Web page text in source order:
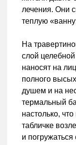
лечения. Они
теплую
На
слой
наносят на
полного
душем и на
термальный
настолько,
табличке
и